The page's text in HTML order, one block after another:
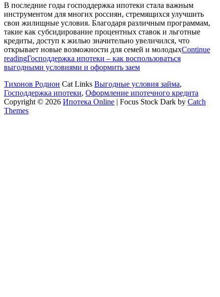
В последние годы господдержка ипотеки стала важным
инструментом для многих россиян, стремящихся улучшить
свои жилищные условия. Благодаря различным программам,
такие как субсидирование процентных ставок и льготные
кредиты, доступ к жилью значительно увеличился, что
открывает новые возможности для семей и молодыхContinue
readingГосподдержка ипотеки – как воспользоваться
выгодными условиями и оформить заем
Тихонов Родион Cat Links Выгодные условия займа,
Господдержка ипотеки, Оформление ипотечного кредита
Copyright © 2026 Ипотека Online | Focus Stock Dark by Catch
Themes